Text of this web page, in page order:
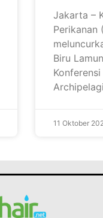
Jakarta –
Perikanan
Biru
11 Oktober